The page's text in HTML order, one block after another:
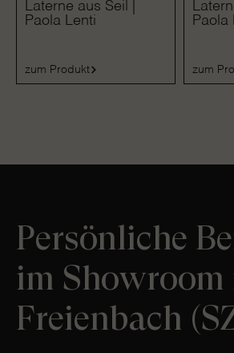
Laterne aus Seil |
Paola Lenti
zum Produkt
Paola
zum
Persönliche
im Showroom
Freienbach